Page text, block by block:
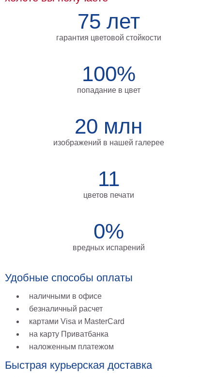
75 лет
гарантия цветовой стойкости
100%
попадание в цвет
20 млн
изображений в нашей галерее
11
цветов печати
0%
вредных испарений
Удобные способы оплаты
наличными в офисе
безналичный расчет
картами Visa и MasterCard
на карту Приватбанка
наложенным платежом
Быстрая курьерская доставка